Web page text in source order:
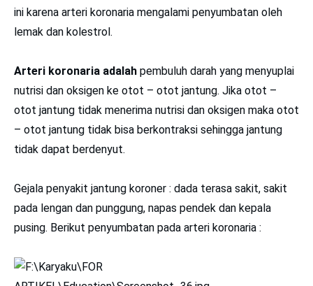
ini karena arteri koronaria mengalami penyumbatan oleh
lemak dan kolestrol.
Arteri koronaria adalah pembuluh darah yang menyuplai
nutrisi dan oksigen ke otot – otot jantung. Jika otot –
otot jantung tidak menerima nutrisi dan oksigen maka otot
– otot jantung tidak bisa berkontraksi sehingga jantung
tidak dapat berdenyut.
Gejala penyakit jantung koroner : dada terasa sakit, sakit
pada lengan dan punggung, napas pendek dan kepala
pusing. Berikut penyumbatan pada arteri koronaria :